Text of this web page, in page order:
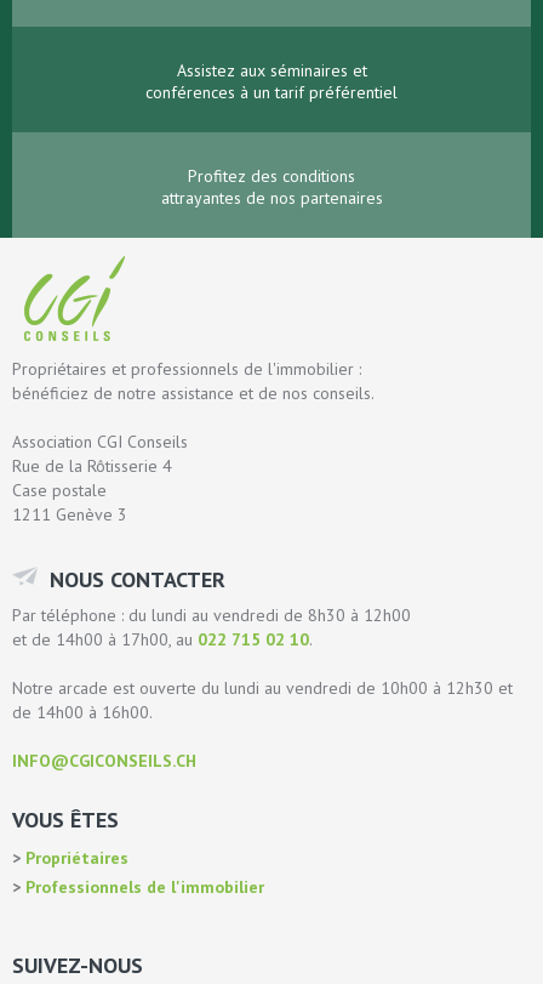
Assistez aux séminaires et
conférences à un tarif préférentiel
Profitez des conditions
attrayantes de nos partenaires
Propriétaires et professionnels de l'immobilier :
bénéficiez de notre assistance et de nos conseils.
Association CGI Conseils
Rue de la Rôtisserie 4
Case postale
1211 Genève 3
NOUS CONTACTER
Par téléphone : du lundi au vendredi de 8h30 à 12h00
et de 14h00 à 17h00, au 022 715 02 10.
Notre arcade est ouverte du lundi au vendredi de 10h00 à 12h30 et
de 14h00 à 16h00.
INFO@CGICONSEILS.CH
VOUS ÊTES
Propriétaires
Professionnels de l'immobilier
SUIVEZ-NOUS